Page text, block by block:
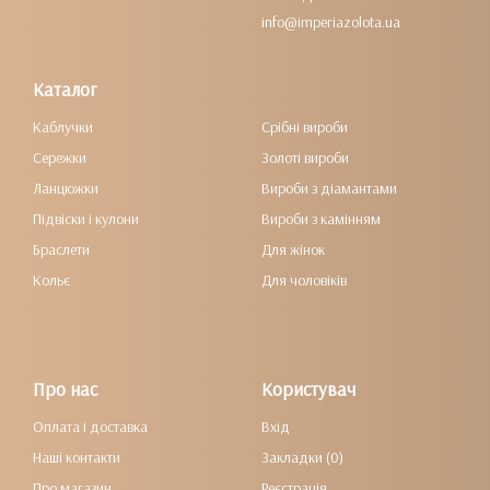
info@imperiazolota.ua
Каталог
Каблучки
Сережки
Ланцюжки
Підвіски і кулони
Браслети
Кольє
Срібні вироби
Золоті вироби
Вироби з діамантами
Вироби з камінням
Для жінок
Для чоловіків
Про нас
Оплата і доставка
Наші контакти
Користувач
Вхід
Закладки (0)